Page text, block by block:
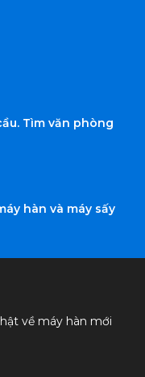
Tìm văn phòng
hàn và máy sấy
về máy hàn mới